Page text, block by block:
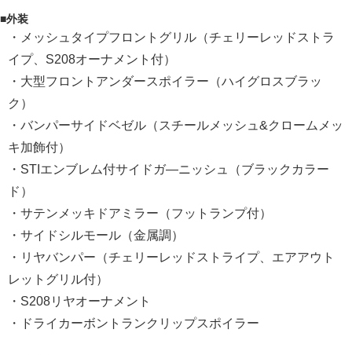
■外装
・メッシュタイプフロントグリル（チェリーレッドストラ
イプ、S208オーナメント付）
・大型フロントアンダースポイラー（ハイグロスブラッ
ク）
・バンパーサイドベゼル（スチールメッシュ&クロームメッ
キ加飾付）
・STIエンブレム付サイドガ―ニッシュ（ブラックカラー
ド）
・サテンメッキドアミラー（フットランプ付）
・サイドシルモール（金属調）
・リヤバンパー（チェリーレッドストライプ、エアアウト
レットグリル付）
・S208リヤオーナメント
・ドライカーボントランクリップスポイラー